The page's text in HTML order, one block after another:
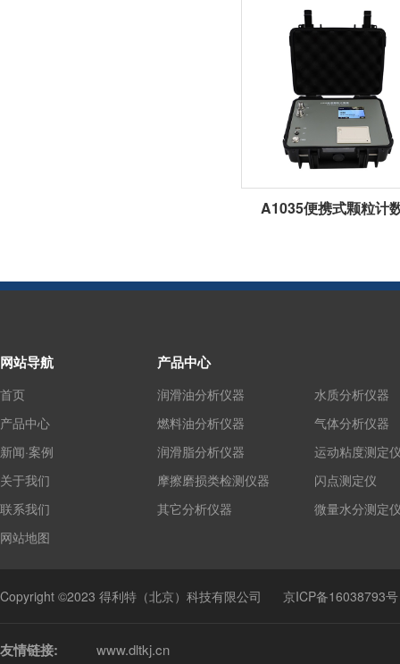
A1035便携式颗粒计
网站导航
首页
产品中心
新闻·案例
关于我们
联系我们
网站地图
产品中心
润滑油分析仪器
燃料油分析仪器
润滑脂分析仪器
摩擦磨损类检测仪器
其它分析仪器
水质分析仪器
气体分析仪器
运动粘度测定
闪点测定仪
微量水分测定
Copyright ©2023 得利特（北京）科技有限公司 京ICP备16038793号
友情链接: www.dltkj.cn